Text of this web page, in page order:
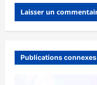
Publications connexes